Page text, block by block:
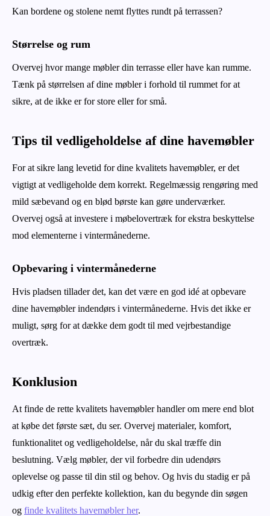
Kan bordene og stolene nemt flyttes rundt på terrassen?
Størrelse og rum
Overvej hvor mange møbler din terrasse eller have kan rumme.
Tænk på størrelsen af dine møbler i forhold til rummet for at
sikre, at de ikke er for store eller for små.
Tips til vedligeholdelse af dine havemøbler
For at sikre lang levetid for dine kvalitets havemøbler, er det
vigtigt at vedligeholde dem korrekt. Regelmæssig rengøring med
mild sæbevand og en blød børste kan gøre underværker.
Overvej også at investere i møbelovertræk for ekstra beskyttelse
mod elementerne i vintermånederne.
Opbevaring i vintermånederne
Hvis pladsen tillader det, kan det være en god idé at opbevare
dine havemøbler indendørs i vintermånederne. Hvis det ikke er
muligt, sørg for at dække dem godt til med vejrbestandige
overtræk.
Konklusion
At finde de rette kvalitets havemøbler handler om mere end blot
at købe det første sæt, du ser. Overvej materialer, komfort,
funktionalitet og vedligeholdelse, når du skal træffe din
beslutning. Vælg møbler, der vil forbedre din udendørs
oplevelse og passe til din stil og behov. Og hvis du stadig er på
udkig efter den perfekte kollektion, kan du begynde din søgen
og finde kvalitets havemøbler her.